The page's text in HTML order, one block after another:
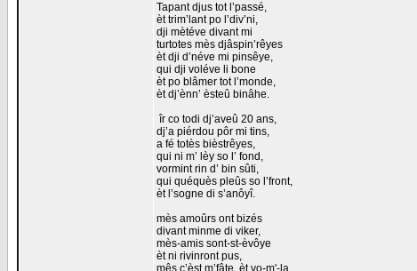
Tapant djus tot l’passé,
èt trim’lant po l’div’ni,
dji mètéve divant mi
turtotes mès djâspin’rêyes
èt dji d’néve mi pinsêye,
qui dji voléve li bone
èt po blâmer tot l’monde,
èt dj’ènn’ èsteû binâhe.
îr co todi dj’aveû 20 ans,
dj’a piérdou pôr mi tins,
a fé totès bièstrêyes,
qui ni m’ lèy so l’ fond,
vormint rin d’ bin sûti,
qui quéquès pleûs so l’front,
èt l’sogne di s’anôyî.
mès amoûrs ont bizés
divant minme di viker,
mès-amis sont-st-èvôye
èt ni rivinront pus,
mês c’èst m’fâte, èt vo-m'-la